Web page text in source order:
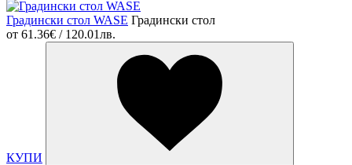
Градински стол WASE Градински стол
от 61.36€ / 120.01лв.
КУПИ